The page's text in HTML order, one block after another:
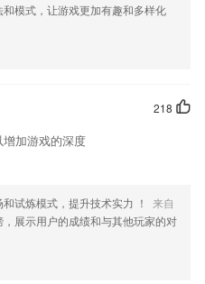
和模式，让游戏更加有趣和多样化
218
加游戏的深度
试炼模式，提升技术实力 ！
来自
，展示用户的成绩和与其他玩家的对